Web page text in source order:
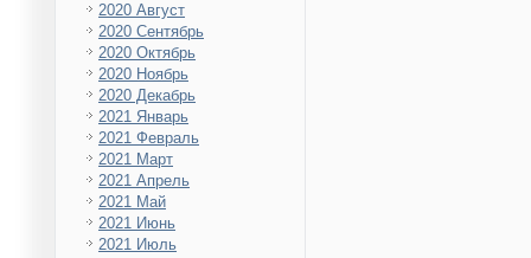
2020 Август
2020 Сентябрь
2020 Октябрь
2020 Ноябрь
2020 Декабрь
2021 Январь
2021 Февраль
2021 Март
2021 Апрель
2021 Май
2021 Июнь
2021 Июль